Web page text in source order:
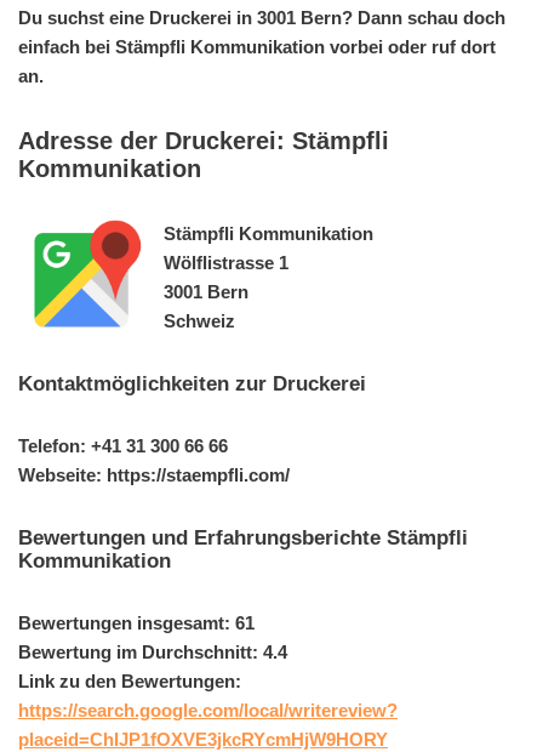
Du suchst eine Druckerei in 3001 Bern? Dann schau doch
einfach bei Stämpfli Kommunikation vorbei oder ruf dort
an.
Adresse der Druckerei: Stämpfli
Kommunikation
Stämpfli Kommunikation
Wölflistrasse 1
3001 Bern
Schweiz
Kontaktmöglichkeiten zur Druckerei
Telefon: +41 31 300 66 66
Webseite: https://staempfli.com/
Bewertungen und Erfahrungsberichte Stämpfli
Kommunikation
Bewertungen insgesamt: 61
Bewertung im Durchschnitt: 4.4
Link zu den Bewertungen:
https://search.google.com/local/writereview?
placeid=ChIJP1fOXVE3jkcRYcmHjW9HORY